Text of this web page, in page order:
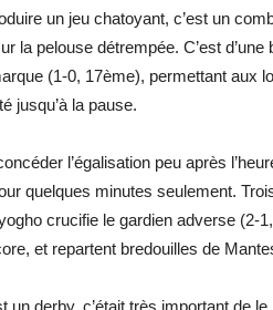
un jeu chatoyant, c’est un
la pelouse détrempée. C’est d’une
(1-0, 17ème), permettant aux
jusqu’à la pause.
l’égalisation peu après
quelques minutes seulement.
crucifie le gardien adverse (2-
et repartent bredouilles de
un derby, c’était très important de